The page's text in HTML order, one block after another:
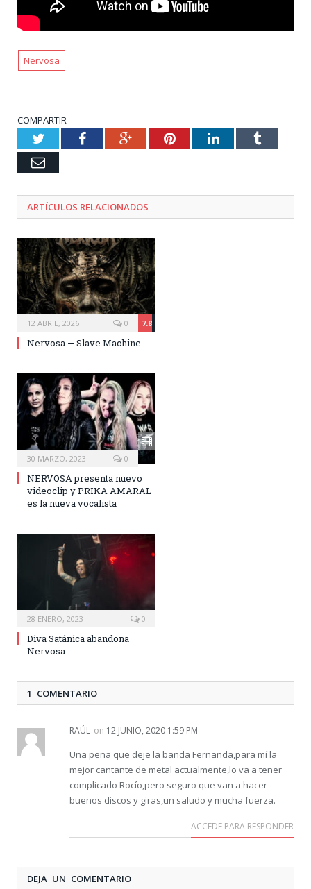
Nervosa
COMPARTIR
TwitterFacebookGoogle+PinterestLinkedInTumblr
Email
ARTÍCULOS RELACIONADOS
12 ABRIL, 2026 7.8
0
Nervosa — Slave Machine
30 MARZO, 2023 0
NERVOSA presenta nuevo
videoclip y PRIKA AMARAL
es la nueva vocalista
28 ENERO, 2023 0
Diva Satánica abandona
Nervosa
1 COMENTARIO
RAÚL on 12 JUNIO, 2020 1:59 PM
Una pena que deje la banda Fernanda,para mí la
mejor cantante de metal actualmente,lo va a tener
complicado Rocío,pero seguro que van a hacer
buenos discos y giras,un saludo y mucha fuerza.
ACCEDE PARA RESPONDER
DEJA UN COMENTARIO